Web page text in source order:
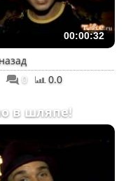
00:00:32
0 0.0
в шляпе!